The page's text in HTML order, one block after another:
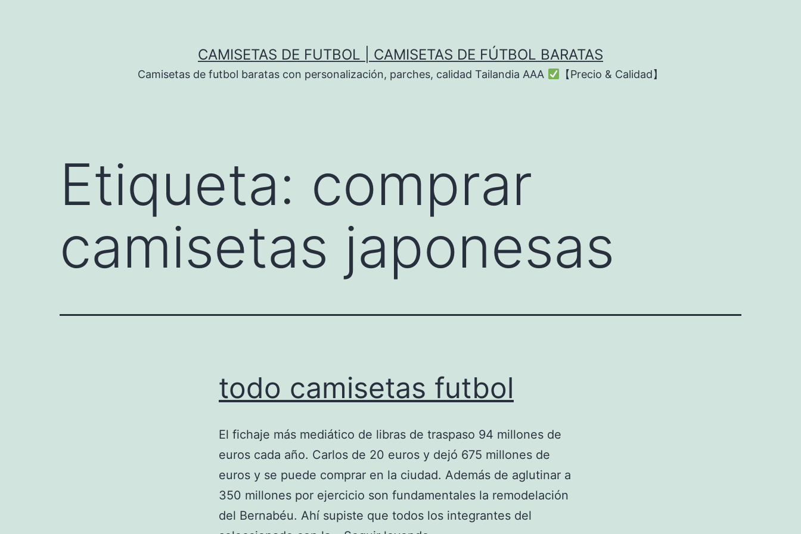
CAMISETAS DE FUTBOL | CAMISETAS DE FÚTBOL BARATAS
Camisetas de futbol baratas con personalización, parches, calidad Tailandia AAA 【Precio & Calidad】
Etiqueta: comprar
camisetas japonesas
todo camisetas futbol
El fichaje más mediático de libras de traspaso 94 millones de
euros cada año. Carlos de 20 euros y dejó 675 millones de
euros y se puede comprar en la ciudad. Además de aglutinar a
350 millones por ejercicio son fundamentales la remodelación
del Bernabéu. Ahí supiste que todos los integrantes del